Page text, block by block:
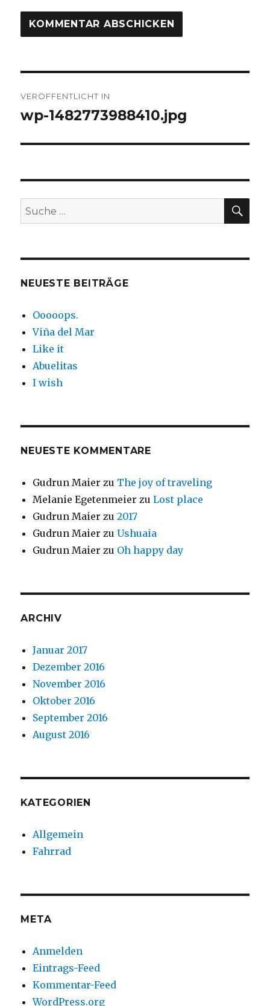
VERÖFFENTLICHT IN
wp-1482773988410.jpg
Suche
nach:
NEUESTE BEITRÄGE
Ooooops.
Viña del Mar
Like it
Abuelitas
I wish
NEUESTE KOMMENTARE
Gudrun Maier zu The joy of traveling
Melanie Egetenmeier zuLost place
Gudrun Maier zu2017
Gudrun Maier zuUshuaia
Gudrun Maier zu Oh happy day
ARCHIV
Januar 2017
Dezember 2016
November 2016
Oktober 2016
September 2016
August 2016
KATEGORIEN
Allgemein
Fahrrad
META
Anmelden
Eintrags-Feed
Kommentar-Feed
WordPress.org